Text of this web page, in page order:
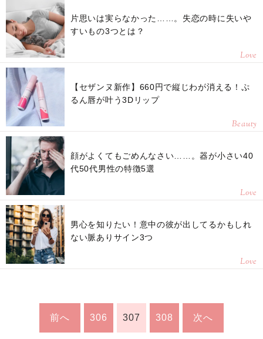
片思いは実らなかった……。失恋の時に失いや
すいもの3つとは？
Love
【セザンヌ新作】660円で縦じわが消える！ぷ
るん唇が叶う3Dリップ
Beauty
顔がよくてもごめんなさい……。器が小さい40
代50代男性の特徴5選
Love
男心を知りたい！意中の彼が出してるかもしれ
ない脈ありサイン3つ
Love
前へ 306 307 308 次へ